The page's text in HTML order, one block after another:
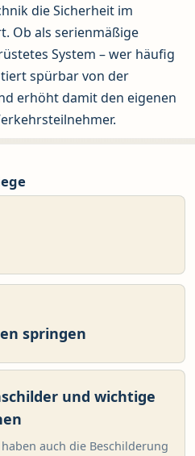
die Sicherheit im
Ob als serienmäßige
System – wer häufig
spürbar von der
erhöht damit den eigenen
springen
und wichtige
auch die Beschilderung